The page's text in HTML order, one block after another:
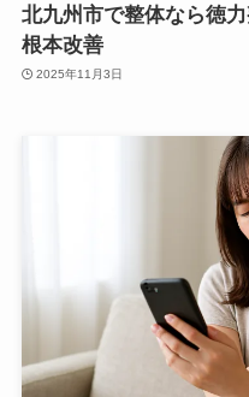
北九州市で整体なら徳
根本改善
2025年11月3日